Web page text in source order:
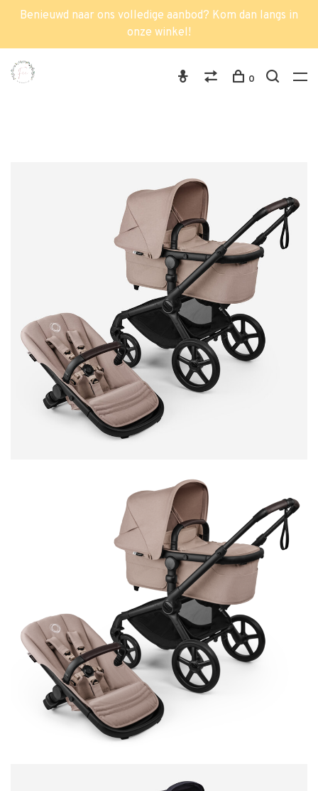
Benieuwd naar ons volledige aanbod? Kom dan langs in
onze winkel!
0